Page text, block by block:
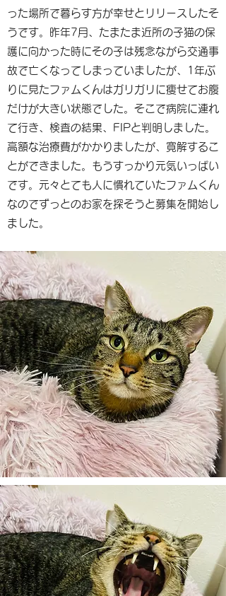
った場所で暮らす方が幸せとリリースしたそ
うです。昨年7月、たまたま近所の子猫の保
護に向かった時にその子は残念ながら交通事
故で亡くなってしまっていましたが、1年ぶ
りに見たファムくんはガリガリに痩せてお腹
だけが大きい状態でした。そこで病院に連れ
て行き、検査の結果、FIPと判明しました。
高額な治療費がかかりましたが、寛解するこ
とができました。もうすっかり元気いっぱい
です。元々とても人に慣れていたファムくん
なのでずっとのお家を探そうと募集を開始し
ました。